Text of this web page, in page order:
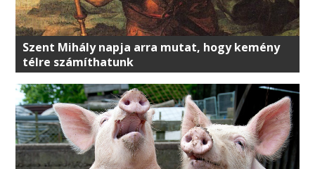
Szent Mihály napja arra mutat, hogy kemény
télre számíthatunk